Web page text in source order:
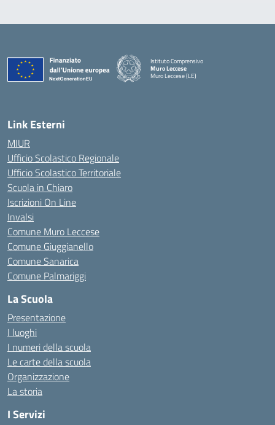
Istituto Comprensivo
Muro Leccese
Muro Leccese (LE)
Link Esterni
MIUR
Ufficio Scolastico Regionale
Ufficio Scolastico Territoriale
Scuola in Chiaro
Iscrizioni On Line
Invalsi
Comune Muro Leccese
Comune Giuggianello
Comune Sanarica
Comune Palmariggi
La Scuola
Presentazione
I luoghi
I numeri della scuola
Le carte della scuola
Organizzazione
La storia
I Servizi